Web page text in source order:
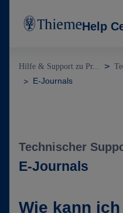
Help
Hilfe & Support zu Pr...
E-Journals
Technischer
E-Journals
Wie kann